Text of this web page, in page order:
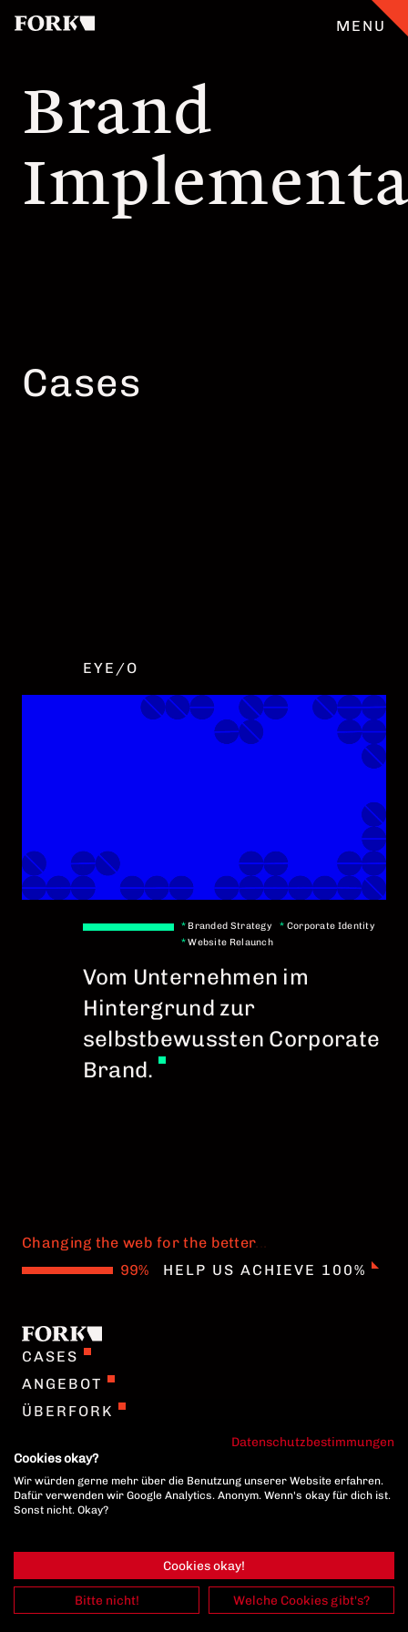
MENU
CASES
ANGEBOT
Brand
Cases
EYE/O
* Branded Strategy * Corporate Identity
*Website Relaunch
Vom Unternehmen im
Hintergrund zur
selbstbewussten Corporate
Brand.
Changing the web for the better. ..
HELP US ACHIEVE 100%
CASES
ANGEBOT
ÜBERFORK
JOBS
ENGLISH
COOKIE EINSTELLUNGEN
Datenschutzbestimmungen
Cookies okay?
Wir würden gerne mehr über die Benutzung unserer Website erfahren.
Dafür verwenden wir Google Analytics. Anonym. Wenn's okay für dich ist.
Sonst nicht. Okay?
Cookies okay!
Bitte nicht! Welche Cookies gibt's?